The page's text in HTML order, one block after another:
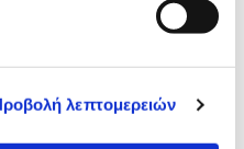
λεπτομερειών